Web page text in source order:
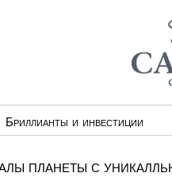
Бриллианты и инвестиции
планеты с